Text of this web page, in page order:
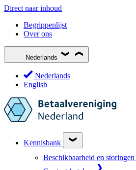
Direct naar inhoud
Begrippenlijst
Over ons
Nederlands
Nederlands
English
Kennisbank
Beschikbaarheid en storingen